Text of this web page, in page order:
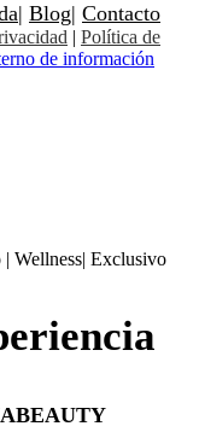
| Blog| Contacto
| Política de
de información
| Wellness| Exclusivo